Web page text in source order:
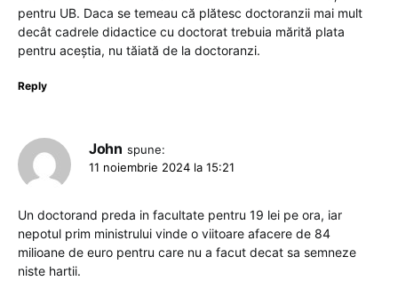
pentru UB. Daca se temeau că plătesc doctoranzii mai mult
decât cadrele didactice cu doctorat trebuia mărită plata
pentru aceștia, nu tăiată de la doctoranzi.
Reply
John spune:
11 noiembrie 2024 la 15:21
Un doctorand preda in facultate pentru 19 lei pe ora, iar
nepotul prim ministrului vinde o viitoare afacere de 84
milioane de euro pentru care nu a facut decat sa semneze
niste hartii.